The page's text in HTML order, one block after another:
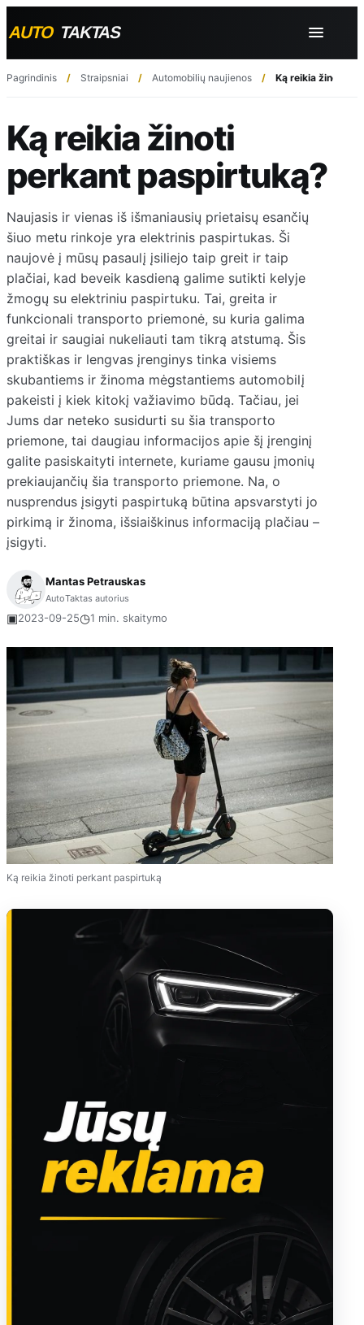
Pagrindinis Straipsniai Automobilių naujienos Ką reikia žinoti
Ką reikia žinoti
perkant paspirtuką?
Naujasis ir vienas iš išmaniausių prietaisų esančių
šiuo metu rinkoje yra elektrinis paspirtukas. Ši
naujovė į mūsų pasaulį įsiliejo taip greit ir taip
plačiai, kad beveik kasdieną galime sutikti kelyje
žmogų su elektriniu paspirtuku. Tai, greita ir
funkcionali transporto priemonė, su kuria galima
greitai ir saugiai nukeliauti tam tikrą atstumą. Šis
praktiškas ir lengvas įrenginys tinka visiems
skubantiems ir žinoma mėgstantiems automobilį
pakeisti į kiek kitokį važiavimo būdą. Tačiau, jei
Jums dar neteko susidurti su šia transporto
priemone, tai daugiau informacijos apie šį įrenginį
galite pasiskaityti internete, kuriame gausu įmonių
prekiaujančių šia transporto priemone. Na, o
nusprendus įsigyti paspirtuką būtina apsvarstyti jo
pirkimą ir žinoma, išsiaiškinus informaciją plačiau –
įsigyti.
Mantas Petrauskas
AutoTaktas autorius
▣2023-09-25◷1 min. skaitymo
Ką reikia žinoti perkant paspirtuką